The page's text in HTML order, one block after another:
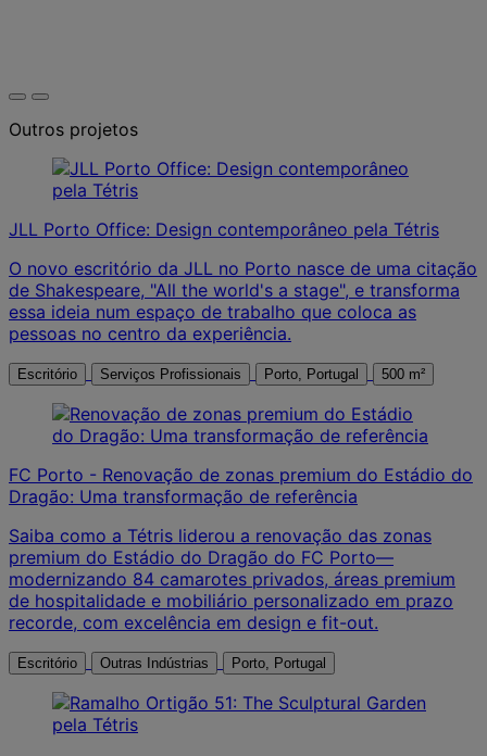
Outros projetos
JLL Porto Office: Design contemporâneo pela Tétris
O novo escritório da JLL no Porto nasce de uma citação
de Shakespeare, "All the world's a stage", e transforma
essa ideia num espaço de trabalho que coloca as
pessoas no centro da experiência.
Escritório Serviços Profissionais Porto, Portugal 500 m²
FC Porto - Renovação de zonas premium do Estádio do
Dragão: Uma transformação de referência
Saiba como a Tétris liderou a renovação das zonas
premium do Estádio do Dragão do FC Porto—
modernizando 84 camarotes privados, áreas premium
de hospitalidade e mobiliário personalizado em prazo
recorde, com excelência em design e fit-out.
Escritório Outras Indústrias Porto, Portugal